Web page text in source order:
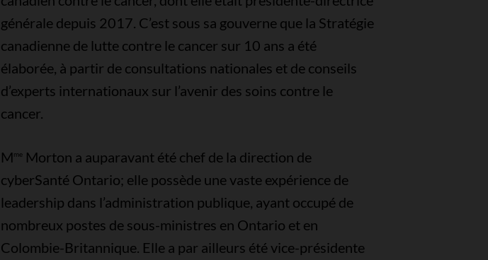
générale depuis 2017. C’est sous sa gouverne que la Stratégie
canadienne de lutte contre le cancer sur 10 ans a été
élaborée, à partir de consultations nationales et de conseils
d’experts internationaux sur l’avenir des soins contre le
cancer.
Mme Morton a auparavant été chef de la direction de
cyberSanté Ontario; elle possède une vaste expérience de
leadership dans l’administration publique, ayant occupé de
nombreux postes de sous-ministres en Ontario et en
Colombie-Britannique. Elle a par ailleurs été vice-présidente